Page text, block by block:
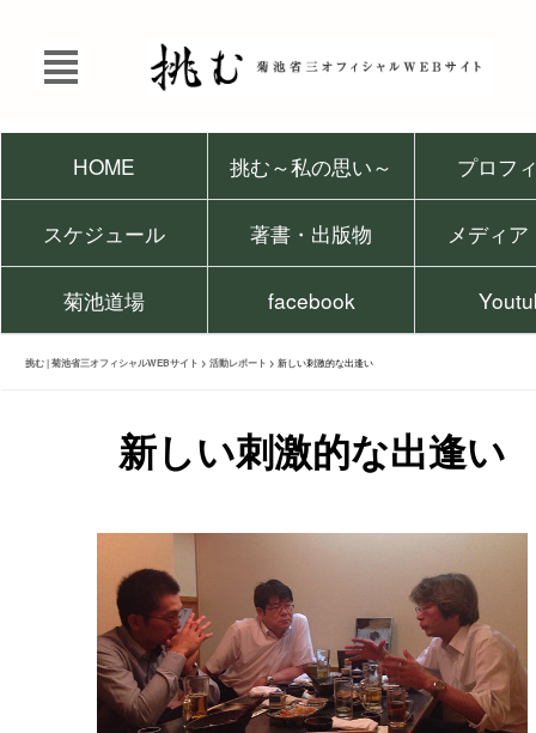
HOME 挑む～私の思い～ プロフ
スケジュール 著書・出版物 メディア
菊池道場 facebook
挑む | 菊池省三オフィシャルWEBサイト > 活動レポート > 新しい刺激的な出逢い
新しい刺激的な出逢い